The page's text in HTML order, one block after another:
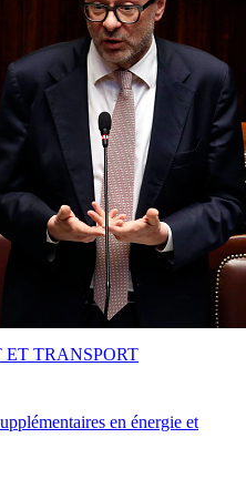
en énergie et
TRANSPORT